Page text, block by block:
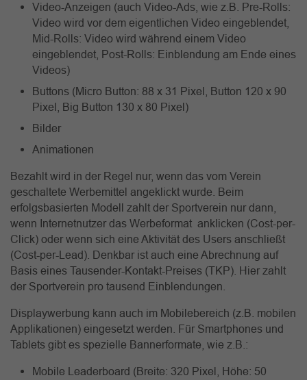
Video-Anzeigen (auch Video-Ads, wie z.B. Pre-Rolls:
Video wird vor dem eigentlichen Video eingeblendet,
Mid-Rolls: Video wird während einem Video
eingeblendet, Post-Rolls: Einblendung am Ende eines
Videos)
Buttons (Micro Button: 88 x 31 Pixel, Button 120 x 90
Pixel, Big Button 130 x 80 Pixel)
Bilder
Animationen
Bezahlt wird in der Regel nur, wenn das vom Verein
geschaltete Werbemittel angeklickt wurde. Beim
erfolgsbasierten Modell zahlt der Sportverein nur dann,
wenn Internetnutzer das Werbeformat anklicken (Cost-per-
Click) oder wenn sich eine Aktivität des Users anschließt
(Cost-per-Lead). Denkbar ist auch eine Abrechnung auf
Basis eines Tausender-Kontakt-Preises (TKP). Hier zahlt
der Sportverein pro tausend Einblendungen.
Displaywerbung kann auch im Mobilebereich (z.B. mobilen
Applikationen) eingesetzt werden. Für Smartphones und
Tablets gibt es spezielle Bannerformate, wie z.B.:
Mobile Leaderboard (Breite: 320 Pixel, Höhe: 50